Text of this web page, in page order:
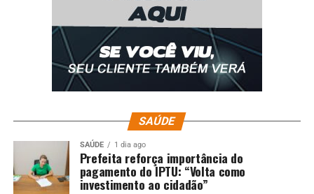
SAÚDE
SAÚDE 1 dia ago
Prefeita reforça importância do
pagamento do IPTU: “Volta como
investimento ao cidadão”